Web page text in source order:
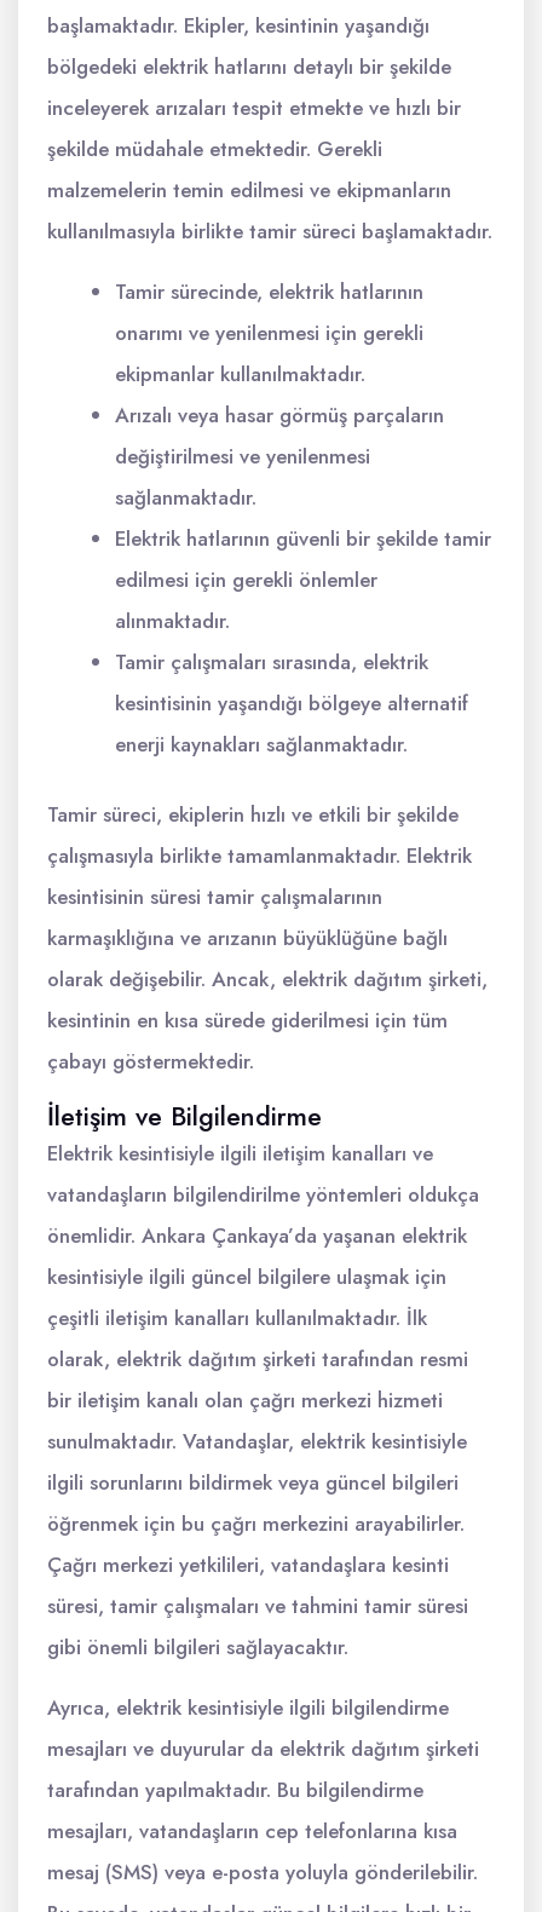
başlamaktadır. Ekipler, kesintinin yaşandığı
bölgedeki elektrik hatlarını detaylı bir şekilde
inceleyerek arızaları tespit etmekte ve hızlı bir
şekilde müdahale etmektedir. Gerekli
malzemelerin temin edilmesi ve ekipmanların
kullanılmasıyla birlikte tamir süreci başlamaktadır.
Tamir sürecinde, elektrik hatlarının
onarımı ve yenilenmesi için gerekli
ekipmanlar kullanılmaktadır.
Arızalı veya hasar görmüş parçaların
değiştirilmesi ve yenilenmesi
sağlanmaktadır.
Elektrik hatlarının güvenli bir şekilde tamir
edilmesi için gerekli önlemler
alınmaktadır.
Tamir çalışmaları sırasında, elektrik
kesintisinin yaşandığı bölgeye alternatif
enerji kaynakları sağlanmaktadır.
Tamir süreci, ekiplerin hızlı ve etkili bir şekilde
çalışmasıyla birlikte tamamlanmaktadır. Elektrik
kesintisinin süresi tamir çalışmalarının
karmaşıklığına ve arızanın büyüklüğüne bağlı
olarak değişebilir. Ancak, elektrik dağıtım şirketi,
kesintinin en kısa sürede giderilmesi için tüm
çabayı göstermektedir.
İletişim ve Bilgilendirme
Elektrik kesintisiyle ilgili iletişim kanalları ve
vatandaşların bilgilendirilme yöntemleri oldukça
önemlidir. Ankara Çankaya’da yaşanan elektrik
kesintisiyle ilgili güncel bilgilere ulaşmak için
çeşitli iletişim kanalları kullanılmaktadır. İlk
olarak, elektrik dağıtım şirketi tarafından resmi
bir iletişim kanalı olan çağrı merkezi hizmeti
sunulmaktadır. Vatandaşlar, elektrik kesintisiyle
ilgili sorunlarını bildirmek veya güncel bilgileri
öğrenmek için bu çağrı merkezini arayabilirler.
Çağrı merkezi yetkilileri, vatandaşlara kesinti
süresi, tamir çalışmaları ve tahmini tamir süresi
gibi önemli bilgileri sağlayacaktır.
Ayrıca, elektrik kesintisiyle ilgili bilgilendirme
mesajları ve duyurular da elektrik dağıtım şirketi
tarafından yapılmaktadır. Bu bilgilendirme
mesajları, vatandaşların cep telefonlarına kısa
mesaj (SMS) veya e-posta yoluyla gönderilebilir.